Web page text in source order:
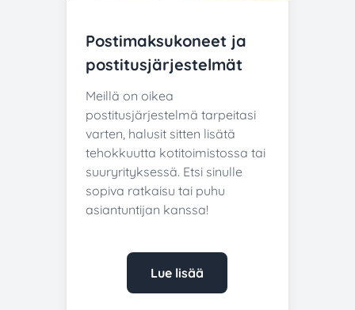
Postimaksukoneet ja
postitusjärjestelmät
Meillä on oikea
postitusjärjestelmä tarpeitasi
varten, halusit sitten lisätä
tehokkuutta kotitoimistossa tai
suuryrityksessä. Etsi sinulle
sopiva ratkaisu tai puhu
asiantuntijan kanssa!
Lue lisää